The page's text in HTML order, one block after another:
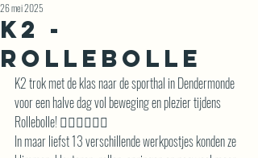
K2 -
Rollebolle
26 mei 2025
K2 trok met de klas naar de sporthal in Dendermonde
voor een halve dag vol beweging en plezier tijdens
Rollebolle! 🏃‍♂️⛹️‍♀️🚴‍♂️
In maar liefst 13 verschillende werkpostjes konden ze